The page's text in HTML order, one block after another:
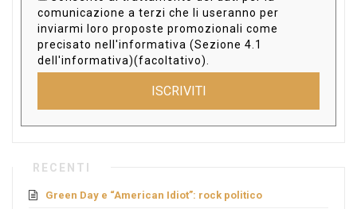
comunicazione a terzi che li useranno per
inviarmi loro proposte promozionali come
precisato nell'informativa (Sezione 4.1
dell'informativa)(facoltativo).
ISCRIVITI
RECENTI
Green Day e “American Idiot”: rock politico